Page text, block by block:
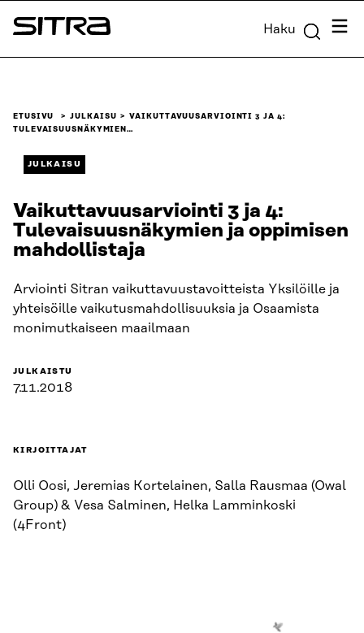
Siirry
suoraan
Sitra Haku
ETUSIVU JULKAISU
VAIKUTTAVUUSARVIOINTI 3 JA 4:
TULEVAISUUSNÄKYMIEN…
JULKAISU
Vaikuttavuusarviointi 3 ja 4:
Tulevaisuusnäkymien ja oppimisen
mahdollistaja
Arviointi Sitran vaikuttavuustavoitteista Yksilöille ja
yhteisöille vaikutusmahdollisuuksia ja Osaamista
monimutkaiseen maailmaan
JULKAISTU
7.11.2018
KIRJOITTAJAT
Olli Oosi, Jeremias Kortelainen, Salla Rausmaa (Owal
Group) & Vesa Salminen, Helka Lamminkoski
(4Front)